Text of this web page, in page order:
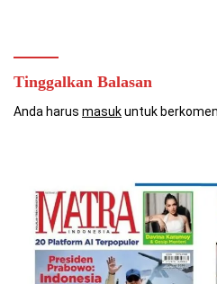
Tinggalkan Balasan
Anda harus masukuntuk